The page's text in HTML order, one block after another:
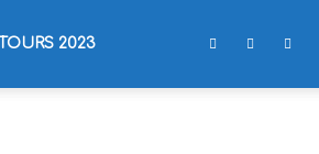
TOURS 2023